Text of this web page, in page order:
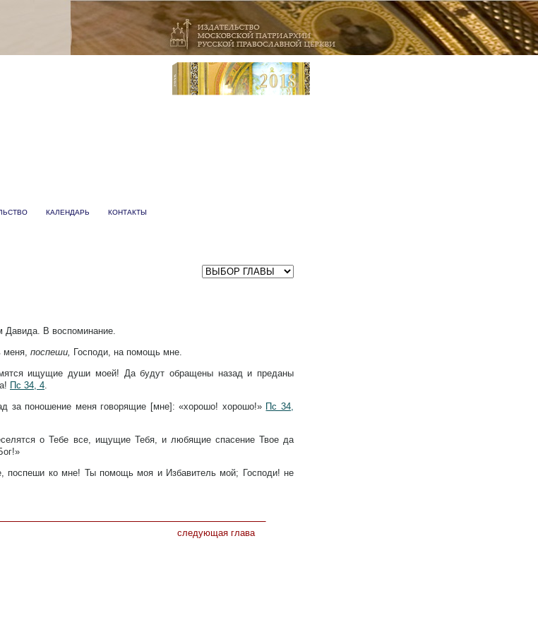
КАЛЕНДАРЬ КОНТАКТЫ
Давида. В воспоминание.
меня, поспеши, Господи, на помощь мне.
ищущие души моей! Да будут обращены назад и преданы
Пс 34, 4.
за поношение меня говорящие [мне]: «хорошо! хорошо!» Пс 34,
о Тебе все, ищущие Тебя, и любящие спасение Твое да
ко мне! Ты помощь моя и Избавитель мой; Господи! не
следующая глава